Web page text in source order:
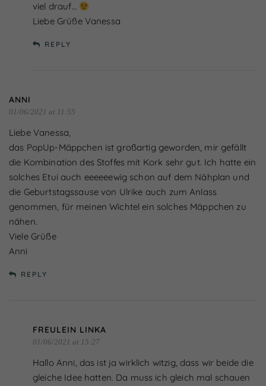
viel drauf…
Liebe Grüße Vanessa
REPLY
ANNI
01/06/2021 at 11:55
Liebe Vanessa,
das PopUp-Mäppchen ist großartig geworden, mir gefällt
die Kombination des Stoffes mit Kork sehr gut. Ich hatte ein
solches Etui auch eeeeeewig schon auf dem Nähplan und
die Geburtstagssause von Ulrike auch zum Anlass
genommen, für meinen Wichtel ein solches Mäppchen zu
nähen.
Viele Grüße
Anni
REPLY
FREULEIN LINKA
01/06/2021 at 15:27
Hallo Anni, das ist ja wirklich witzig, dass wir beide die
gleiche Idee hatten. Da muss ich gleich mal schauen